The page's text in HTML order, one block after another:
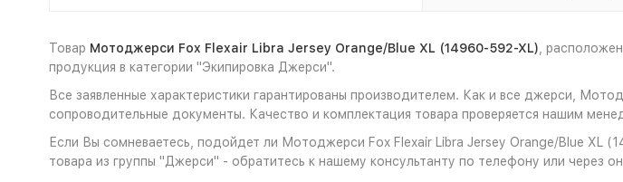
Товар Мотоджерси Fox Flexair Libra Jersey Orange/Blue XL (14960-592-XL) ,
продукция в категории "Экипировка Джерси".
Все заявленные характеристики гарантированы производителем. Как и все джерси,
сопроводительные документы. Качество и комплектация товара проверяется нашим
Если Вы сомневаетесь, подойдет ли Мотоджерси Fox Flexair Libra Jersey Orange/Blue XL
товара из группы "Джерси" - обратитесь к нашему консультанту по телефону или через